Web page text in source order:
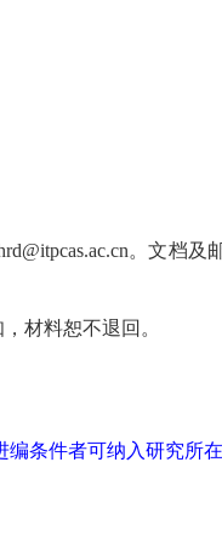
。文档及
材料恕不退回。
条件者可纳入研究所在